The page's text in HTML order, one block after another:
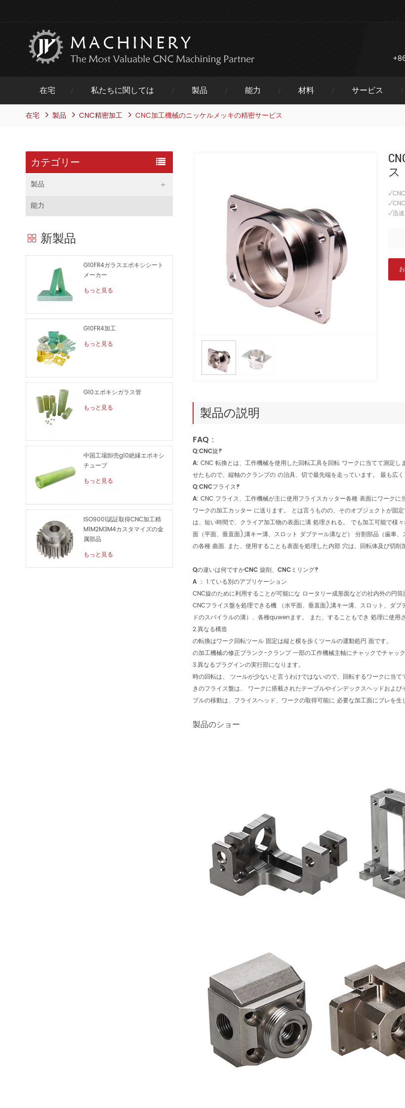
在宅 私たちに関しては 製品 能力 材料 サービス
在宅 製品 CNC精密加工 CNC加工機械のニッケルメッキの精密サービス
ス
√迅
製品の説明
FAQ：
Q:CNC旋?
A: CNC 転換とは、工作機械を使用した回転工具を回転 ワークに当てて測定
せたもので、縦軸のクランプの の治具、切で最先端を走っています。 最も広
Q:CNCフライス?
A: CNC フライス、工作機械が主に使用フライスカッター各種 表面にワーク
ワークの加工カッター に送ります。 とは言うものの、そのオブジェクトが固
は、短い時間で、クライア加工物の表面に溝 処理される。 でも加工可能で様
面（平面、垂直面),溝キー溝、スロット ダブテール溝など） 分割部品（歯車
の各種 曲面. また、使用することも表面を処理した内部 穴は、回転体及び切削
Qの違いは何ですかCNC 旋削、CNCミリング?
A： 1.ている別のアプリケーション
CNC旋のために利用することが可能にな ロータリー成形面などの社内外の円
CNCフライス盤を処理できる機 （水平面、垂直面),溝キー溝、スロット、ダ
ドのスパイラルの溝）、各種quwenます。 また、することもでき 処理に使用
2.異なる構造
の転換はワーク回転ツール 固定は縦と横を歩くツールの運動処円 面です。
の加工機械の修正ブランク-クランプ 一部の工作機械主軸にチャックでチャック
3.異なるプラグインの実行部になります。
時の回転は、 ツールが少ないと言うわけではないので、回転するワークに当て
きのフライス盤は、 ワークに搭載されたテーブルやインデックスヘッドおよ
ブルの移動は、フライスヘッド、ワークの取得可能に 必要な加工面にブレを生
製品のショー
カテゴリー
製品
能力
新製品
G10FR4ガラスエポキシシート
メーカー
もっと見る
G10FR4加工
もっと見る
G10エポキシガラス管
もっと見る
中国工場卸売g10絶縁エポキシ
チューブ
もっと見る
ISO9001認証取得CNC加工精
M1M2M3M4カスタマイズの金
属部品
もっと見る